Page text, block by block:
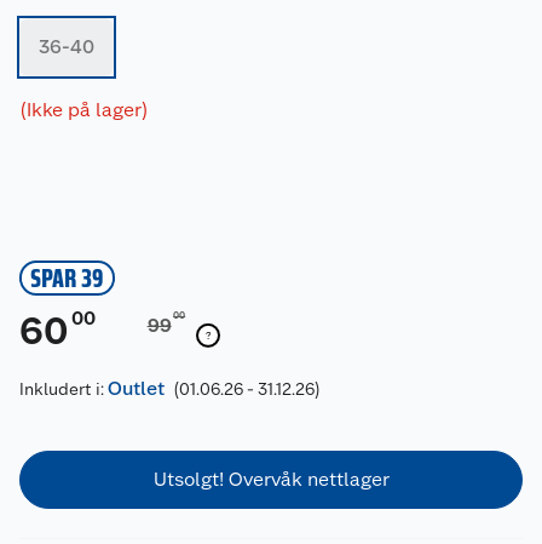
36-40
(Ikke på lager)
SPAR 39
60 00 9900
Inkludert i:Outlet (01.06.26 - 31.12.26)
Utsolgt! Overvåk nettlager